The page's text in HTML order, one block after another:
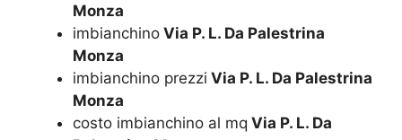
Monza
imbianchino Via P. L. Da Palestrina
Monza
imbianchino prezzi Via P. L. Da Palestrina
Monza
costo imbianchino al mq Via P. L. Da